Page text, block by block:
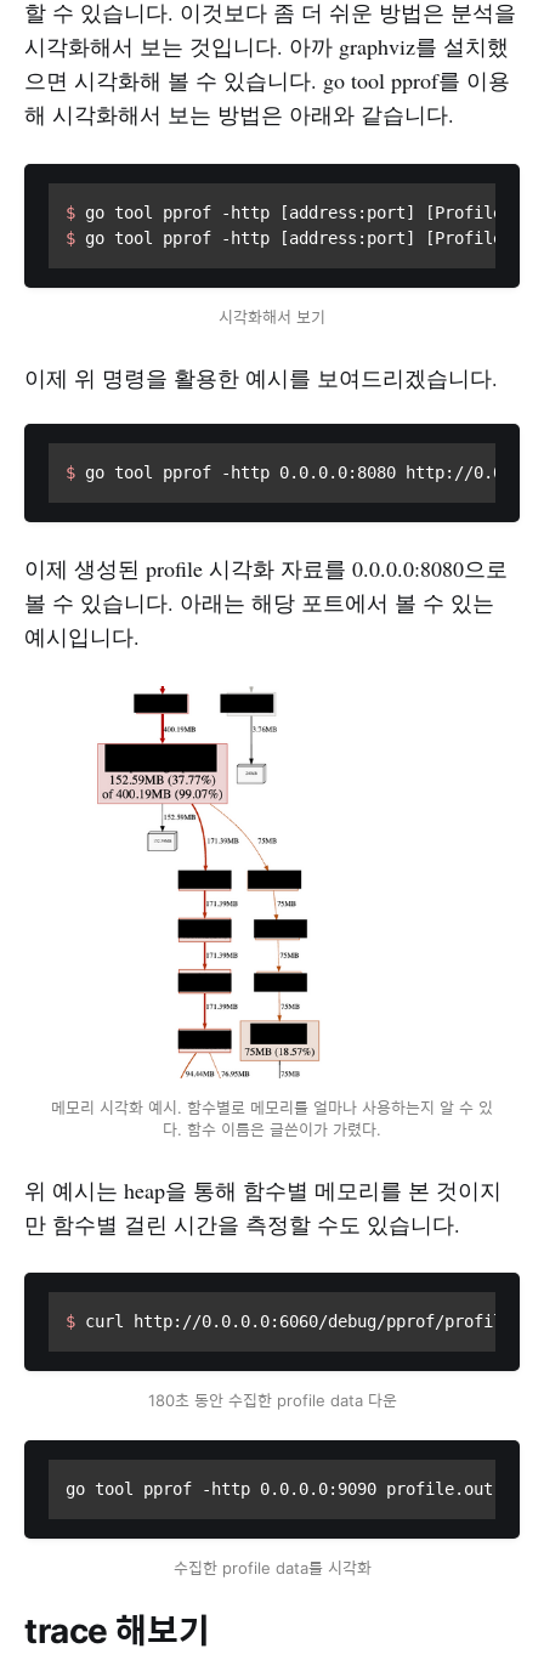
할 수 있습니다. 이것보다 좀 더 쉬운 방법은 분석을
시각화해서 보는 것입니다. 아까 graphviz를 설치했
으면 시각화해 볼 수 있습니다. go tool pprof를 이용
해 시각화해서 보는 방법은 아래와 같습니다.
$ go tool pprof -http [address:port] [Profile
$ go tool pprof -http [address:port] [Profile
시각화해서 보기
이제 위 명령을 활용한 예시를 보여드리겠습니다.
$ go tool pprof -http 0.0.0.0:8080 http://
이제 생성된 profile 시각화 자료를 0.0.0.0:8080으로
볼 수 있습니다. 아래는 해당 포트에서 볼 수 있는
예시입니다.
메모리 시각화 예시. 함수별로 메모리를 얼마나 사용하는지 알 수 있
다. 함수 이름은 글쓴이가 가렸다.
위 예시는 heap을 통해 함수별 메모리를 본 것이지
만 함수별 걸린 시간을 측정할 수도 있습니다.
$ curl http://0.0.0.0:6060/debug/pprof/
180초 동안 수집한 profile data 다운
go tool pprof -http 0.0.0.0:9090 profile.out
수집한 profile data를 시각화
trace 해보기